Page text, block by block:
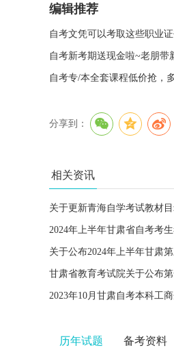
编辑推荐
自考文凭可以考取这些职业证
自考新考期送现金啦~老朋带
自考专/本全套课程低价抢，
分享到：
相关资讯
关于更新青海自学考试教材
2024年上半年甘肃省自考考
2023年10月甘肃自考本科工
历年试题 备考资料